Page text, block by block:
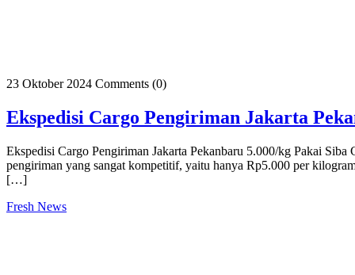
23 Oktober 2024 Comments (0)
Ekspedisi Cargo Pengiriman Jakarta
Ekspedisi Cargo Pengiriman Jakarta Pekanbaru 5.000/kg Pakai
pengiriman yang sangat kompetitif, yaitu hanya Rp5.000 per
[…]
Fresh News